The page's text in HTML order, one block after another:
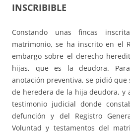
INSCRIBIBLE
Constando unas fincas
matrimonio, se ha inscrito en el
embargo sobre el derecho
hijas, que es la deudora.
anotación preventiva, se pidió que
de heredera de la hija deudora, y
testimonio judicial donde
defunción y del Registro
Voluntad y testamentos del